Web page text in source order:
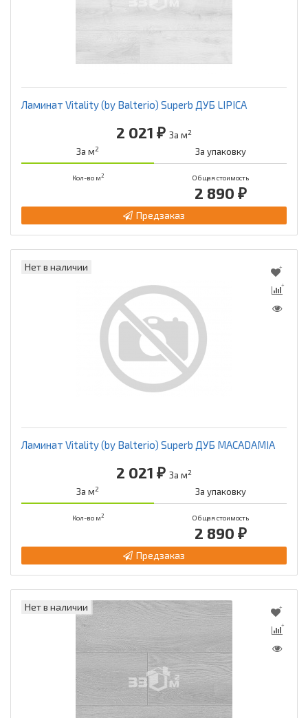
Ламинат Vitality (by Balterio) Superb ДУБ LIPICA
2 021 ₽ За м2
За м2 За упаковку
Кол-во м2 Общая стоимость
2 890 ₽
Предзаказ
Нет в наличии
Ламинат Vitality (by Balterio) Superb ДУБ MACADAMIA
2 021 ₽ За м2
За м2 За упаковку
Кол-во м2 Общая стоимость
2 890 ₽
Предзаказ
Нет в наличии